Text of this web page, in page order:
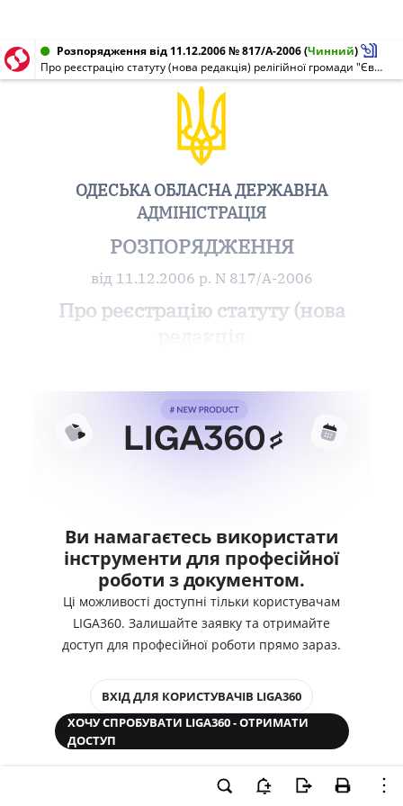
Розпорядження від 11.12.2006 № 817/А-2006(Чинний)
Про реєстрацію статуту (нова редакція) релігійної громади "Євангельська Реформатська Пресвітеріанська Церква" м. Одеси
ОДЕСЬКА ОБЛАСНА ДЕРЖАВНА
АДМІНІСТРАЦІЯ
РОЗПОРЯДЖЕННЯ
від 11.12.2006 р. N 817/А-2006
Про реєстрацію статуту (нова
Ви намагаєтесь використати
інструменти для професійної
роботи з документом.
Ці можливості доступні тільки користувачам
LIGA360. Залишайте заявку та отримайте
доступ для професійної роботи прямо зараз.
ВХІД ДЛЯ КОРИСТУВАЧІВ LIGA360
ХОЧУ СПРОБУВАТИ LIGA360 - ОТРИМАТИ
ДОСТУП
Законодавство та аналітика
Корпоративні документи